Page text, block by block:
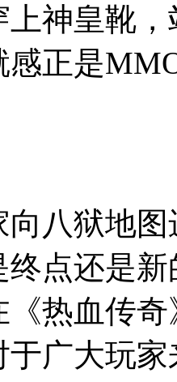
神皇靴
正是
向八狱地
点还是
《热血传
于广大玩